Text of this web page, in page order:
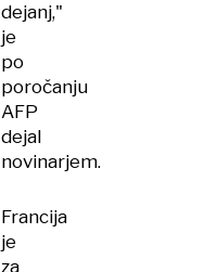
dejanj,"
je
po
poročanju
AFP
dejal
novinarjem.
Francija
je
za